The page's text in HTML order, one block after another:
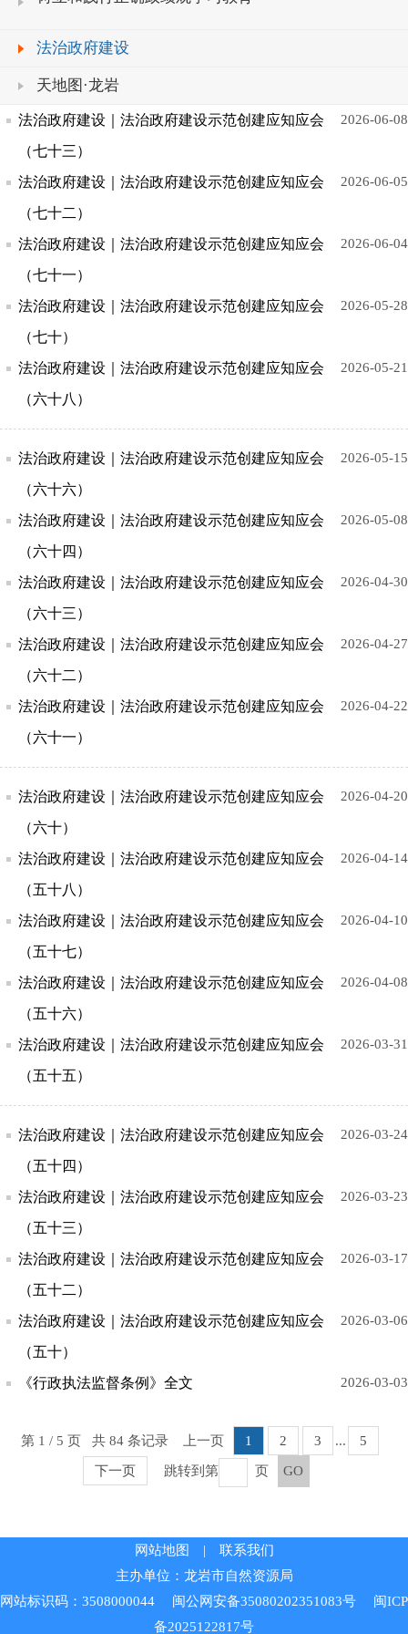
法治政府建设
天地图·龙岩
2026-06-08
法治政府建设｜法治政府建设示范创建应知应会
（七十三）
2026-06-05
法治政府建设｜法治政府建设示范创建应知应会
（七十二）
2026-06-04
法治政府建设｜法治政府建设示范创建应知应会
（七十一）
2026-05-28
法治政府建设｜法治政府建设示范创建应知应会
（七十）
2026-05-21
法治政府建设｜法治政府建设示范创建应知应会
（六十八）
2026-05-15
法治政府建设｜法治政府建设示范创建应知应会
（六十六）
2026-05-08
法治政府建设｜法治政府建设示范创建应知应会
（六十四）
2026-04-30
法治政府建设｜法治政府建设示范创建应知应会
（六十三）
2026-04-27
法治政府建设｜法治政府建设示范创建应知应会
（六十二）
2026-04-22
法治政府建设｜法治政府建设示范创建应知应会
（六十一）
2026-04-20
法治政府建设｜法治政府建设示范创建应知应会
（六十）
2026-04-14
法治政府建设｜法治政府建设示范创建应知应会
（五十八）
2026-04-10
法治政府建设｜法治政府建设示范创建应知应会
（五十七）
2026-04-08
法治政府建设｜法治政府建设示范创建应知应会
（五十六）
2026-03-31
法治政府建设｜法治政府建设示范创建应知应会
（五十五）
2026-03-24
法治政府建设｜法治政府建设示范创建应知应会
（五十四）
2026-03-23
法治政府建设｜法治政府建设示范创建应知应会
（五十三）
2026-03-17
法治政府建设｜法治政府建设示范创建应知应会
（五十二）
2026-03-06
法治政府建设｜法治政府建设示范创建应知应会
（五十）
2026-03-03
《行政执法监督条例》全文
第 1 / 5 页 共 84 条记录 上一页 1 2 3 ... 5
下一页 跳转到第 页 GO
网站地图 |
联系我们
主办单位：龙岩市自然资源局
网站标识码：3508000044
闽公网安备35080202351083号
闽ICP
备2025122817号